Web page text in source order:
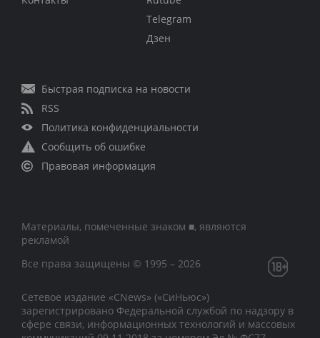
Telegram
Дзен
Быстрая подписка на новости
RSS
Политика конфиденциальности
Сообщить об ошибке
Правовая информация
Материалы, помеченные знаком ■, являются
рекламой
Все права защищены © 1995 – 2026
Сетевое издание «CNews» («СиНьюс»)
зарегистрировано Федеральной службой по надзору в
сфере связи, информационных технологий и массовых